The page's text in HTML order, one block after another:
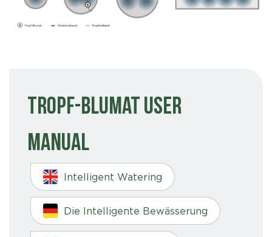
Tropf-Blumat User
Manual
Intelligent Watering
Die Intelligente Bewässerung